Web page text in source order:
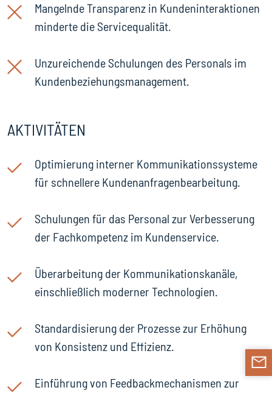
Mangelnde Transparenz in Kundeninteraktionen
minderte die Servicequalität.
Unzureichende Schulungen des Personals im
Kundenbeziehungsmanagement.
AKTIVITÄTEN
Optimierung interner Kommunikationssysteme
für schnellere Kundenanfragenbearbeitung.
Schulungen für das Personal zur Verbesserung
der Fachkompetenz im Kundenservice.
Überarbeitung der Kommunikationskanäle,
einschließlich moderner Technologien.
Standardisierung der Prozesse zur Erhöhung
von Konsistenz und Effizienz.
Einführung von Feedbackmechanismen zur